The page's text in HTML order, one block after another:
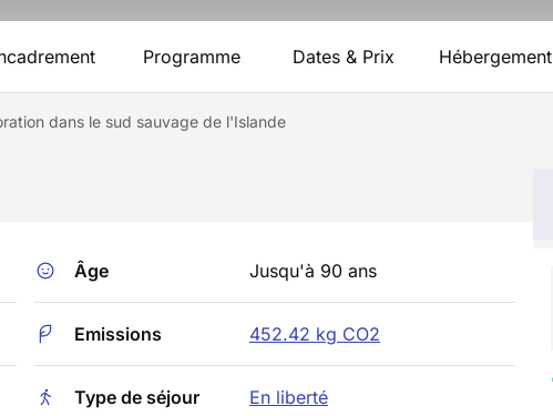
Programme Dates & Prix Hébergement
dans le sud sauvage de l'Islande
Âge Jusqu'à 90 ans
Emissions 452.42 kg CO2
Type de séjour En liberté